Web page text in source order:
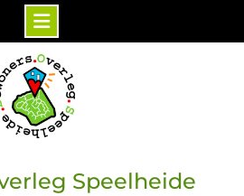
Speelheide